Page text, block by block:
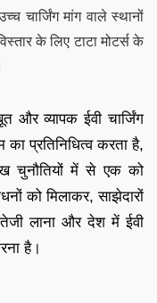
चार्जिंग मांग वाले स्थानों
के लिए टाटा मोटर्स के
और व्यापक ईवी चार्जिंग
प्रतिनिधित्व करता है,
चुनौतियों में से एक को
को मिलाकर, साझेदारों
तेजी लाना और देश में ईवी
है।